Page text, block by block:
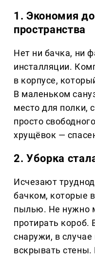
1. Экономия
пространства
Нет ни бачка, ни
инсталляции.
в корпусе,
В маленьком
место для полки,
просто
хрущёвок —
2. Уборка
Исчезают
бачком, которые
пылью. Не нужно
протирать
снаружи, в случае
вскрывать